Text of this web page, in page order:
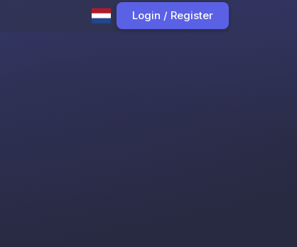
Login / Register